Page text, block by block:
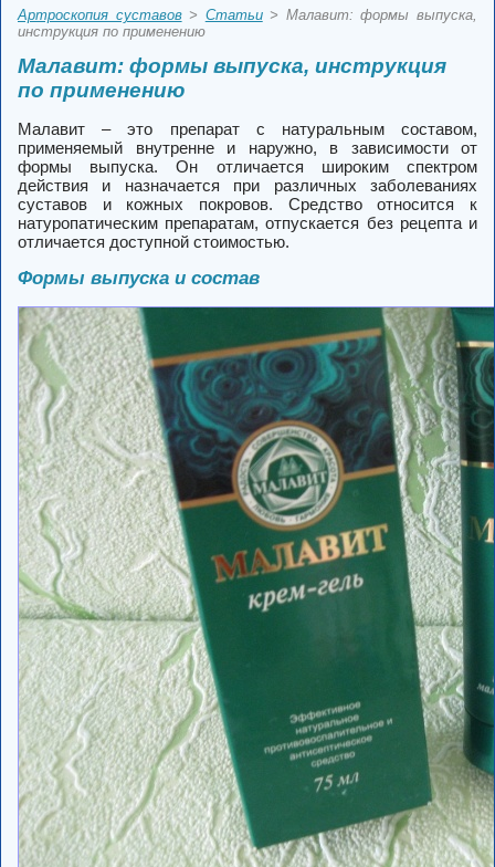
Артроскопия суставов> Статьи> Малавит: формы выпуска,
инструкция по применению
Малавит: формы выпуска, инструкция
по применению
Малавит – это препарат с натуральным составом,
применяемый внутренне и наружно, в зависимости от
формы выпуска. Он отличается широким спектром
действия и назначается при различных заболеваниях
суставов и кожных покровов. Средство относится к
натуропатическим препаратам, отпускается без рецепта и
отличается доступной стоимостью.
Формы выпуска и состав